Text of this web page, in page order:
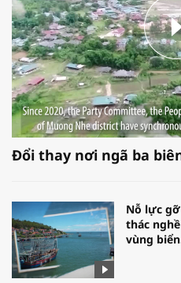
Đổi thay nơi ngã ba
Nỗ lực
thác
vùng